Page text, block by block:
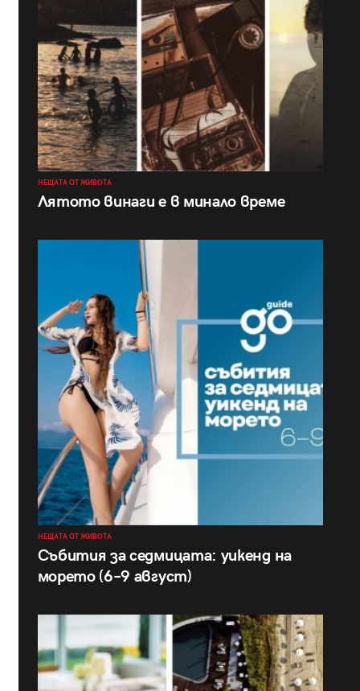
НЕЩАТА ОТ ЖИВОТА
Лятото винаги е в минало време
НЕЩАТА ОТ ЖИВОТА
Събития за седмицата: уикенд на
морето (6–9 август)